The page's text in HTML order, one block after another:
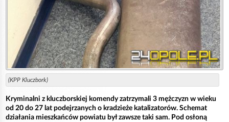
(KPP Kluczbork)
Kryminalni z kluczborskiej komendy zatrzymali 3 mężczyzn w wieku
od 20 do 27 lat podejrzanych o kradzieże katalizatorów. Schemat
działania mieszkańców powiatu był zawsze taki sam. Pod osłoną